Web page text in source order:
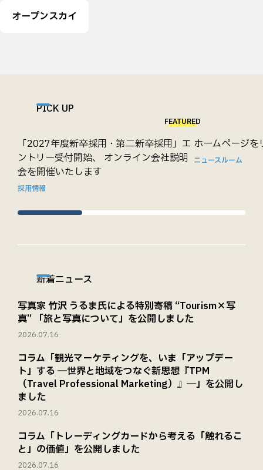
オープンスカイ
PICK UP
FEATURED
「2027年度新卒採用・第二新卒採用」エ
ントリー受付開始、 オンライン会社説明
会を開催いたします
採用情報
ホームページ
ニュースルーム
新着ニュース
写真家 竹沢 うるま氏による特別寄稿 “Tourism×写
真” 「旅と写真について」を公開しました
2026.07.16
コラム「観光マーケティングを、いま「アップデー
ト」する ―世界と地域をつなぐ新思想『TPM
（Travel Professional Marketing）』―」を公開し
ました
2026.07.16
コラム「トレーディングカードから考える「触れるこ
と」の価値」を公開しました
2026.07.16